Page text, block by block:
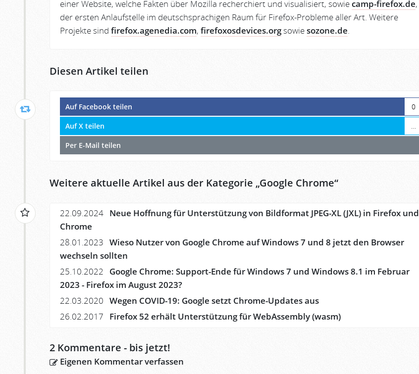
einer Website, welche Fakten über Mozilla recherchiert und visualisiert, sowiecamp-firefox.de,
der ersten Anlaufstelle im deutschsprachigen Raum für Firefox-Probleme aller Art. Weitere
Projekte sind firefox.agenedia.com, firefoxosdevices.orgsowiesozone.de
Diesen Artikel teilen
Auf Facebook teilen 0
Auf X teilen …
Per E-Mail teilen
Weitere aktuelle Artikel aus der Kategorie „Google Chrome“
22.09.2024 Neue Hoffnung für Unterstützung von Bildformat JPEG-XL (JXL) in Firefox und
Chrome
28.01.2023 Wieso Nutzer von Google Chrome auf Windows 7 und 8 jetzt den Browser
wechseln sollten
25.10.2022
Google Chrome: Support-Ende für Windows 7 und Windows 8.1 im Februar
2023 - Firefox im August 2023?
22.03.2020 Wegen COVID-19: Google setzt Chrome-Updates aus
26.02.2017
Firefox 52 erhält Unterstützung für WebAssembly (wasm)
2 Kommentare - bis jetzt!
Eigenen Kommentar verfassen